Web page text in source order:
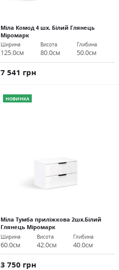
Міла Комод 4 шх. Білий Глянець
Міромарк
Ширина
125.0см
Висота
80.0см
Глибина
50.0см
7 541 грн
НОВИНКА
Міла Тумба приліжкова 2шх.Білий
Глянець Міромарк
Ширина
60.0см
Висота
42.0см
Глибина
40.0см
3 750 грн